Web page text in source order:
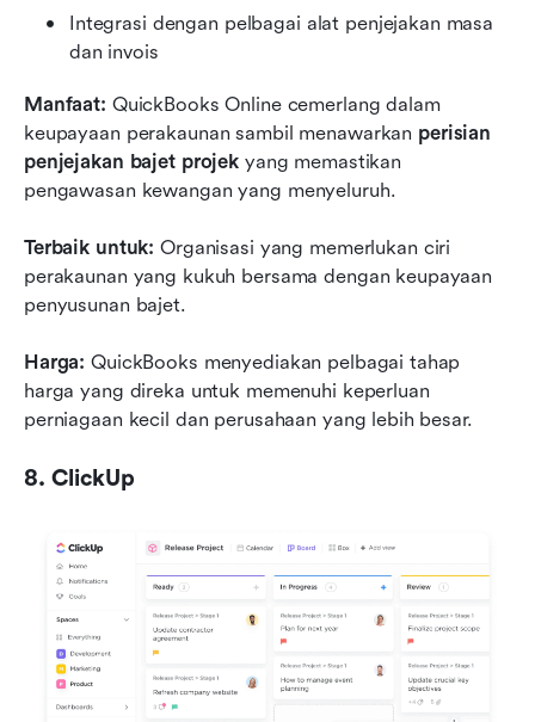
Integrasi dengan pelbagai alat penjejakan masa
dan invois
Manfaat: QuickBooks Online cemerlang dalam
keupayaan perakaunan sambil menawarkan perisian
penjejakan bajet projek yang memastikan
pengawasan kewangan yang menyeluruh.
Terbaik untuk: Organisasi yang memerlukan ciri
perakaunan yang kukuh bersama dengan keupayaan
penyusunan bajet.
Harga: QuickBooks menyediakan pelbagai tahap
harga yang direka untuk memenuhi keperluan
perniagaan kecil dan perusahaan yang lebih besar.
8. ClickUp